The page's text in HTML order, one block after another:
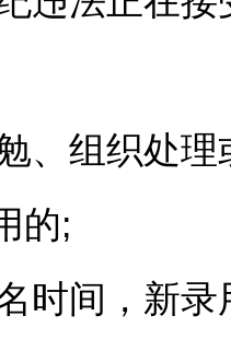
组织处理
的;
间，新录